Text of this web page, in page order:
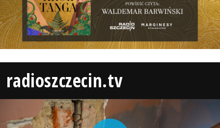
radioszczecin.tv